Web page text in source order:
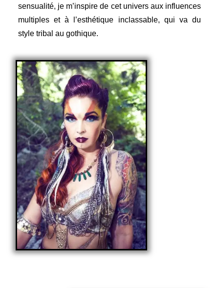
sensualité, je m’inspire de cet univers aux influences
multiples et à l’esthétique inclassable, qui va du
style tribal au gothique.